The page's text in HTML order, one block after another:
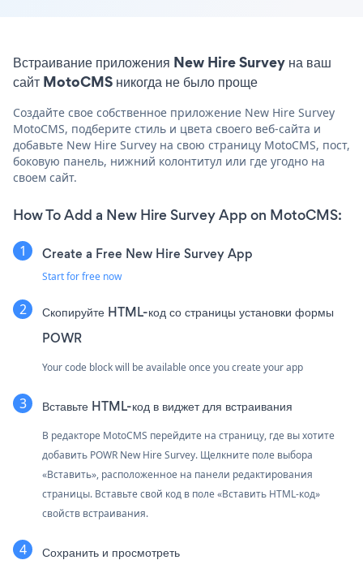
Встраивание приложения New Hire Survey на ваш
сайт MotoCMS никогда не было проще
Создайте свое собственное приложение New Hire Survey
MotoCMS, подберите стиль и цвета своего веб-сайта и
добавьте New Hire Survey на свою страницу MotoCMS, пост,
боковую панель, нижний колонтитул или где угодно на
своем сайт.
How To Add a New Hire Survey App on MotoCMS:
Create a Free New Hire Survey App
Start for free now
Скопируйте HTML-код со страницы установки формы
POWR
Your code block will be available once you create your app
Вставьте HTML-код в виджет для встраивания
В редакторе MotoCMS перейдите на страницу, где вы хотите
добавить POWR New Hire Survey. Щелкните поле выбора
«Вставить», расположенное на панели редактирования
страницы. Вставьте свой код в поле «Вставить HTML-код»
свойств встраивания.
Сохранить и просмотреть